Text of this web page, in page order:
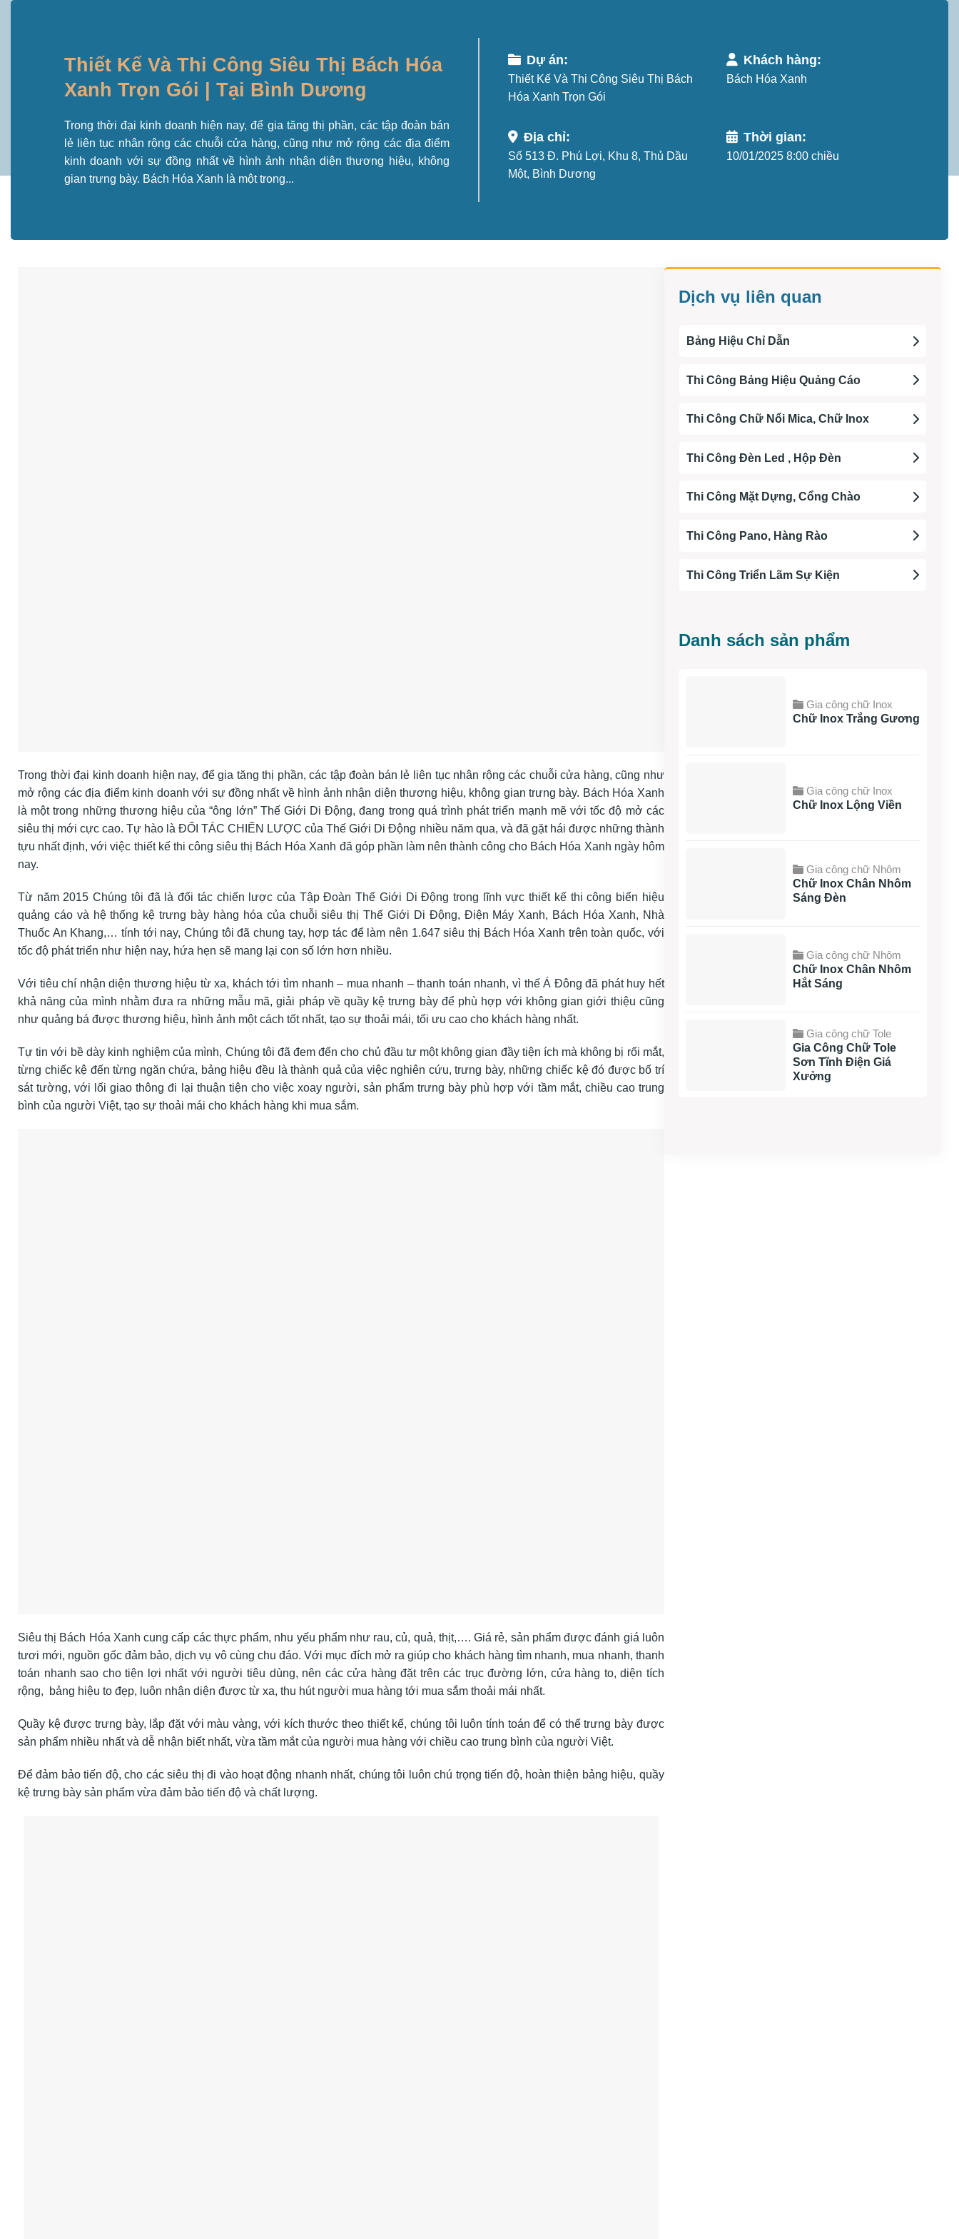
Thiết Kế Và Thi Công Siêu Thị Bách Hóa
Xanh Trọn Gói | Tại Bình Dương
Trong thời đại kinh doanh hiện nay, để gia tăng thị phần, các tập đoàn bán
lẻ liên tục nhân rộng các chuỗi cửa hàng, cũng như mở rộng các địa điểm
kinh doanh với sự đồng nhất về hình ảnh nhận diện thương hiệu, không
gian trưng bày. Bách Hóa Xanh là một trong...
Dự án:
Thiết Kế Và Thi Công Siêu Thị Bách
Hóa Xanh Trọn Gói
Khách hàng:
Bách Hóa Xanh
Địa chỉ:
Số 513 Đ. Phú Lợi, Khu 8, Thủ Dầu
Một, Bình Dương
Thời gian:
10/01/2025 8:00 chiều
Trong thời đại kinh doanh hiện nay, để gia tăng thị phần, các tập đoàn bán lẻ liên tục nhân rộng các chuỗi cửa hàng, cũng như
mở rộng các địa điểm kinh doanh với sự đồng nhất về hình ảnh nhận diện thương hiệu, không gian trưng bày. Bách Hóa Xanh
là một trong những thương hiệu của “ông lớn” Thế Giới Di Động, đang trong quá trình phát triển mạnh mẽ với tốc độ mở các
siêu thị mới cực cao. Tự hào là ĐỐI TÁC CHIẾN LƯỢC của Thế Giới Di Động nhiều năm qua, và đã gặt hái được những thành
tựu nhất định, với việc thiết kế thi công siêu thị Bách Hóa Xanh đã góp phần làm nên thành công cho Bách Hóa Xanh ngày hôm
nay.
Từ năm 2015 Chúng tôi đã là đối tác chiến lược của Tập Đoàn Thế Giới Di Động trong lĩnh vực thiết kế thi công biển hiệu
quảng cáo và hệ thống kệ trưng bày hàng hóa của chuỗi siêu thị Thế Giới Di Động, Điện Máy Xanh, Bách Hóa Xanh, Nhà
Thuốc An Khang,… tính tới nay, Chúng tôi đã chung tay, hợp tác để làm nên 1.647 siêu thị Bách Hóa Xanh trên toàn quốc, với
tốc độ phát triển như hiện nay, hứa hẹn sẽ mang lại con số lớn hơn nhiều.
Với tiêu chí nhận diện thương hiệu từ xa, khách tới tìm nhanh – mua nhanh – thanh toán nhanh, vì thế Á Đông đã phát huy hết
khả năng của mình nhằm đưa ra những mẫu mã, giải pháp về quầy kệ trưng bày để phù hợp với không gian giới thiệu cũng
như quảng bá được thương hiệu, hình ảnh một cách tốt nhất, tạo sự thoải mái, tối ưu cao cho khách hàng nhất.
Tự tin với bề dày kinh nghiệm của mình, Chúng tôi đã đem đến cho chủ đầu tư một không gian đầy tiện ích mà không bị rối mắt,
từng chiếc kệ đến từng ngăn chứa, bảng hiệu đều là thành quả của việc nghiên cứu, trưng bày, những chiếc kệ đó được bố trí
sát tường, với lối giao thông đi lại thuận tiện cho việc xoay người, sản phẩm trưng bày phù hợp với tầm mắt, chiều cao trung
bình của người Việt, tạo sự thoải mái cho khách hàng khi mua sắm.
Siêu thị Bách Hóa Xanh cung cấp các thực phẩm, nhu yếu phẩm như rau, củ, quả, thịt,…. Giá rẻ, sản phẩm được đánh giá luôn
tươi mới, nguồn gốc đảm bảo, dịch vụ vô cùng chu đáo. Với mục đích mở ra giúp cho khách hàng tìm nhanh, mua nhanh, thanh
toán nhanh sao cho tiện lợi nhất với người tiêu dùng, nên các cửa hàng đặt trên các trục đường lớn, cửa hàng to, diện tích
rộng, bảng hiệu to đẹp, luôn nhận diện được từ xa, thu hút người mua hàng tới mua sắm thoải mái nhất.
Quầy kệ được trưng bày, lắp đặt với màu vàng, với kích thước theo thiết kế, chúng tôi luôn tính toán để có thể trưng bày được
sản phẩm nhiều nhất và dễ nhận biết nhất, vừa tầm mắt của người mua hàng với chiều cao trung bình của người Việt.
Để đảm bảo tiến độ, cho các siêu thị đi vào hoạt động nhanh nhất, chúng tôi luôn chú trọng tiến độ, hoàn thiện bảng hiệu, quầy
kệ trưng bày sản phẩm vừa đảm bảo tiến độ và chất lượng.
Dịch vụ liên quan
Bảng Hiệu Chỉ Dẫn
Thi Công Bảng Hiệu Quảng Cáo
Thi Công Chữ Nổi Mica, Chữ Inox
Thi Công Đèn Led , Hộp Đèn
Thi Công Mặt Dựng, Cổng Chào
Thi Công Pano, Hàng Rào
Thi Công Triển Lãm Sự Kiện
Danh sách sản phẩm
Gia công chữ Inox
Chữ Inox Trắng Gương
Gia công chữ Inox
Chữ Inox Lộng Viền
Gia công chữ Nhôm
Chữ Inox Chân Nhôm
Sáng Đèn
Gia công chữ Nhôm
Chữ Inox Chân Nhôm
Hắt Sáng
Gia công chữ Tole
Gia Công Chữ Tole
Sơn Tĩnh Điện Giá
Xưởng